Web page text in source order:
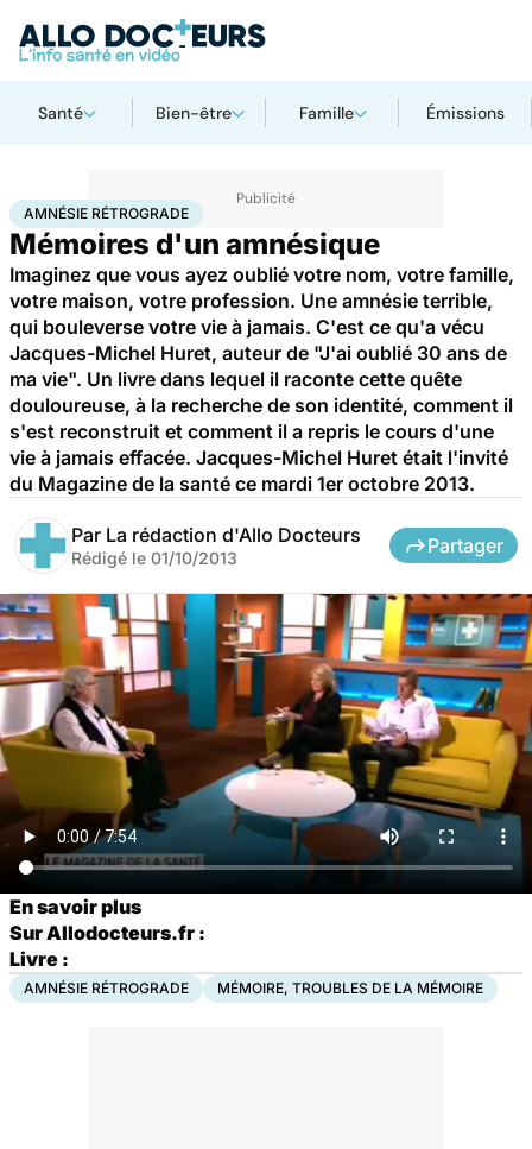
Santé Bien-être Famille Émissions
AccueilSantéAmnésie rétrograde
AMNÉSIE RÉTROGRADE
Mémoires d'un amnésique
Imaginez que vous ayez oublié votre nom, votre famille,
votre maison, votre profession. Une amnésie terrible,
qui bouleverse votre vie à jamais. C'est ce qu'a vécu
Jacques-Michel Huret, auteur de "J'ai oublié 30 ans de
ma vie". Un livre dans lequel il raconte cette quête
douloureuse, à la recherche de son identité, comment il
s'est reconstruit et comment il a repris le cours d'une
vie à jamais effacée. Jacques-Michel Huret était l'invité
du Magazine de la santé ce mardi 1er octobre 2013.
Par La rédaction d'Allo Docteurs
Rédigé le 01/10/2013
Partager
En savoir plus
Sur Allodocteurs.fr :
Livre :
AMNÉSIE RÉTROGRADE MÉMOIRE, TROUBLES DE LA MÉMOIRE